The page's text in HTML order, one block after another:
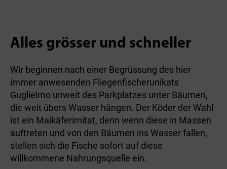
Alles grösser und schneller
Wir beginnen nach einer Begrüssung des hier
immer anwesenden Fliegenfischerunikats
Guglielmo unweit des Parkplatzes unter Bäumen,
die weit übers Wasser hängen. Der Köder der Wahl
ist ein Maikäferimitat, denn wenn diese in Massen
auftreten und von den Bäumen ins Wasser fallen,
stellen sich die Fische sofort auf diese
willkommene Nahrungsquelle ein.